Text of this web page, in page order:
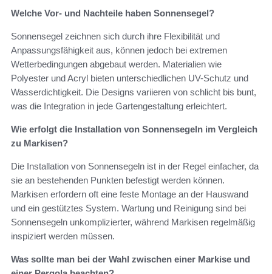
Welche Vor- und Nachteile haben Sonnensegel?
Sonnensegel zeichnen sich durch ihre Flexibilität und
Anpassungsfähigkeit aus, können jedoch bei extremen
Wetterbedingungen abgebaut werden. Materialien wie
Polyester und Acryl bieten unterschiedlichen UV-Schutz und
Wasserdichtigkeit. Die Designs variieren von schlicht bis bunt,
was die Integration in jede Gartengestaltung erleichtert.
Wie erfolgt die Installation von Sonnensegeln im Vergleich
zu Markisen?
Die Installation von Sonnensegeln ist in der Regel einfacher, da
sie an bestehenden Punkten befestigt werden können.
Markisen erfordern oft eine feste Montage an der Hauswand
und ein gestütztes System. Wartung und Reinigung sind bei
Sonnensegeln unkomplizierter, während Markisen regelmäßig
inspiziert werden müssen.
Was sollte man bei der Wahl zwischen einer Markise und